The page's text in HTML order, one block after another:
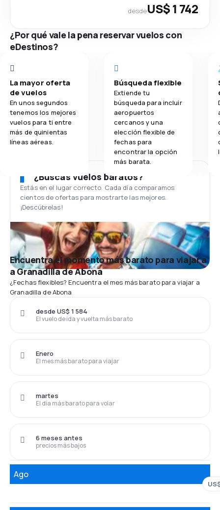
desdeUS$ 1 742
¿Por qué vale la pena reservar vuelos con
eDestinos?
La mayor oferta
de vuelos
En unos segundos
tenemos los mejores
vuelos para ti entre
más de quinientas
líneas aéreas.
Búsqueda flexible
Extiende tu
búsqueda para incluir
aeropuertos
cercanos y una
elección flexible de
fechas para
encontrar la opción
más barata.
¿Buscas vuelos baratos?
Estás en el lugar correcto. Cada día comparamos
cientos de ofertas para mostrarte las mejores.
¡Descúbrelas!
Encuentra el momento más barato para viajar a
a Granadilla de Abona
¿Fechas flexibles? Encuentra el mes más barato para viajar a
Granadilla de Abona
El vuelo de ida y vuelta más barato
desde US$ 1 584
El mes más barato para viajar
Enero
El día más barato para volar
martes
precios más bajos
6 meses antes
Ago